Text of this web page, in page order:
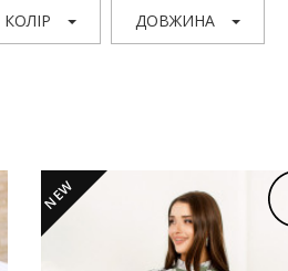
КОЛІР ДОВЖИНА
NEW